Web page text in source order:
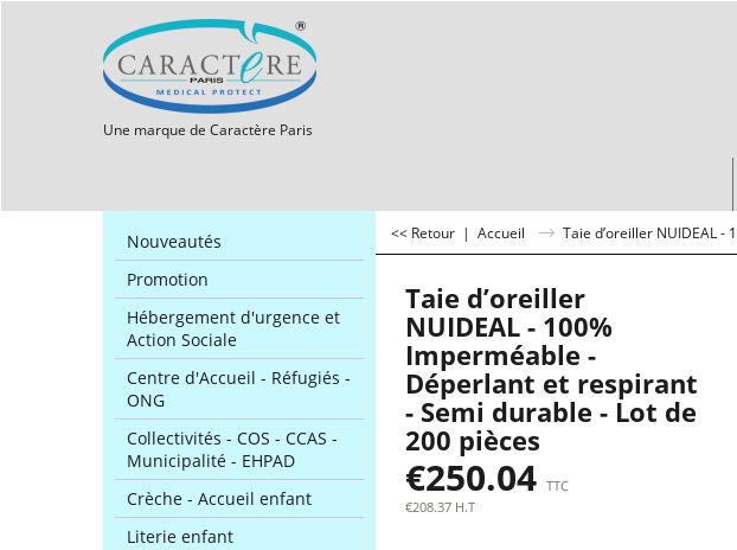
Une marque de Caractère Paris
Nouveautés
Promotion
Hébergement d'urgence et
Action Sociale
Centre d'Accueil - Réfugiés -
ONG
Collectivités - COS - CCAS -
Municipalité - EHPAD
Crèche - Accueil enfant
Literie enfant
<< Retour | Accueil Taie d’oreiller NUIDEAL
Taie d’oreiller
NUIDEAL - 100%
Imperméable -
Déperlant et respirant
- Semi durable - Lot de
200 pièces
€250.04 TTC
€208.37 H.T